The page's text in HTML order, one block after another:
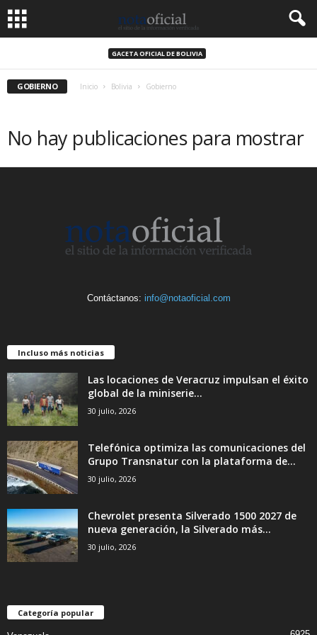
GACETA OFICIAL DE BOLIVIA
GOBIERNO Inicio Bolivia Gobierno
No hay publicaciones para mostrar
Contáctanos: info@notaoficial.com
Incluso más noticias
Las locaciones de Veracruz impulsan el éxito
global de la miniserie...
30 julio, 2026
Telefónica optimiza las comunicaciones del
Grupo Transnatur con la plataforma de...
30 julio, 2026
Chevrolet presenta Silverado 1500 2027 de
nueva generación, la Silverado más...
30 julio, 2026
Categoría popular